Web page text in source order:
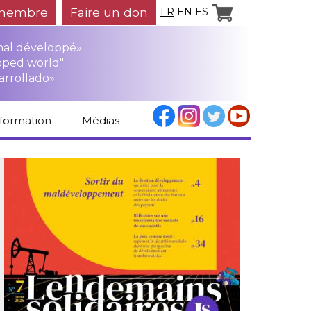
Faire un don FR EN ES
développé»
world"
Médias
Revue de presse